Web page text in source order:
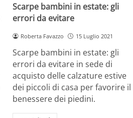
Scarpe bambini in estate: gli
errori da evitare
Roberta Favazzo 15 Luglio 2021
Scarpe bambini in estate: gli
errori da evitare in sede di
acquisto delle calzature estive
dei piccoli di casa per favorire il
benessere dei piedini.